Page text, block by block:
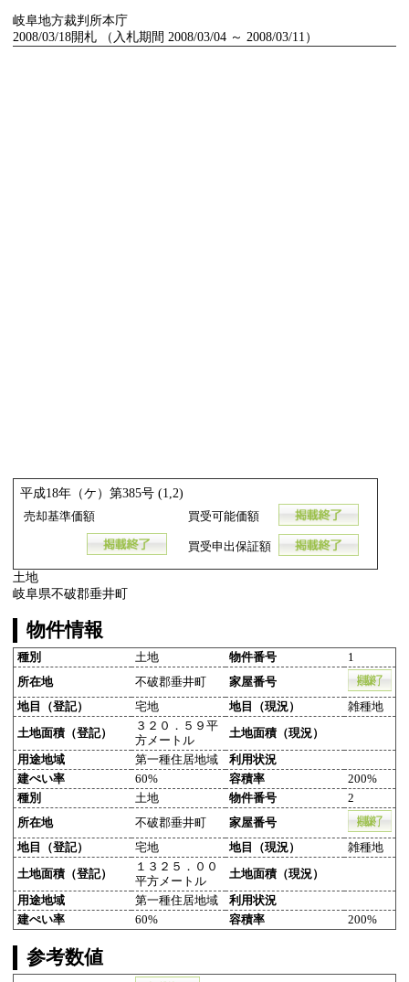
岐阜地方裁判所本庁
2008/03/18開札 （入札期間 2008/03/04 ～ 2008/03/11）
平成18年（ケ）第385号 (1,2)
売却基準価額 買受可能価額
買受申出保証額
土地
岐阜県不破郡垂井町
物件情報
種別 土地 物件番号
1
所在地
不破郡垂井町
家屋番号
地目（登記）
宅地 地目（現況） 雑種地
土地面積（登記）
３２０．５９平
方メートル
土地面積（現況）
用途地域 第一種住居地域
利用状況
建ぺい率
60% 容積率
200%
種別
土地 物件番号
2
所在地
不破郡垂井町
家屋番号
地目（登記）
宅地 地目（現況） 雑種地
土地面積（登記）
１３２５．００
平方メートル
土地面積（現況）
用途地域 第一種住居地域
利用状況
建ぺい率
60% 容積率 200%
参考数値